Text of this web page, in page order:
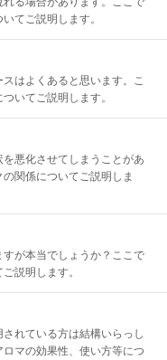
てご説明します。
はよくあると思います。こ
いてご説明します。
悪化させてしまうことがあ
関係についてご説明しま
が本当でしょうか？ここで
説明します。
れている方は結構いらっし
マの効果性、使い方等につ